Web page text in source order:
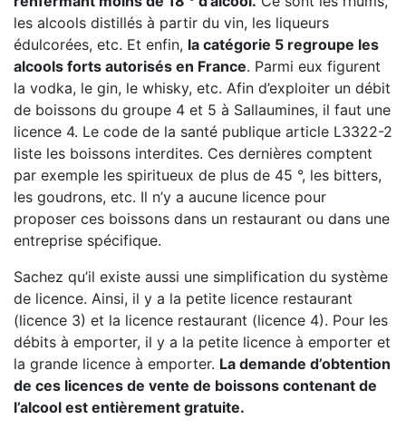
les alcools distillés à partir du vin, les liqueurs
édulcorées, etc. Et enfin, la catégorie 5 regroupe les
alcools forts autorisés en France. Parmi eux figurent
la vodka, le gin, le whisky, etc. Afin d’exploiter un débit
de boissons du groupe 4 et 5 à Sallaumines, il faut une
licence 4. Le code de la santé publique article L3322-2
liste les boissons interdites. Ces dernières comptent
par exemple les spiritueux de plus de 45 °, les bitters,
les goudrons, etc. Il n’y a aucune licence pour
proposer ces boissons dans un restaurant ou dans une
entreprise spécifique.
Sachez qu’il existe aussi une simplification du système
de licence. Ainsi, il y a la petite licence restaurant
(licence 3) et la licence restaurant (licence 4). Pour les
débits à emporter, il y a la petite licence à emporter et
la grande licence à emporter. La demande d’obtention
de ces licences de vente de boissons contenant de
l’alcool est entièrement gratuite.